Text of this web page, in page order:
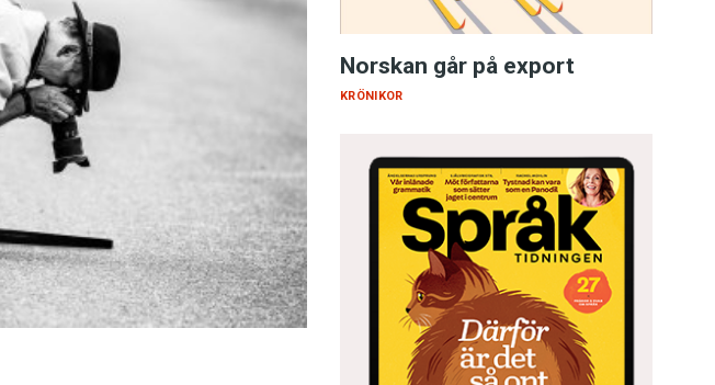
Norskan går på export
KRÖNIKOR